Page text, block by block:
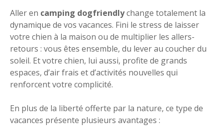
Aller en camping dogfriendlychange totalement la
dynamique de vos vacances. Fini le stress de laisser
votre chien à la maison ou de multiplier les allers-
retours : vous êtes ensemble, du lever au coucher du
soleil. Et votre chien, lui aussi, profite de grands
espaces, d’air frais et d’activités nouvelles qui
renforcent votre complicité.
En plus de la liberté offerte par la nature, ce type de
vacances présente plusieurs avantages :